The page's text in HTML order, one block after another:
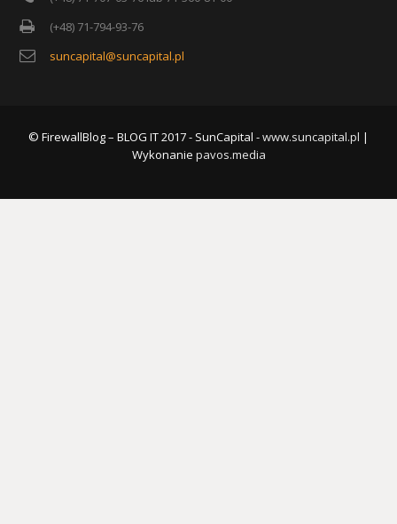
(+48) 71-794-93-76
suncapital@suncapital.pl
© FirewallBlog – BLOG IT 2017 - SunCapital -www.suncapital.pl |
Wykonanie pavos.media